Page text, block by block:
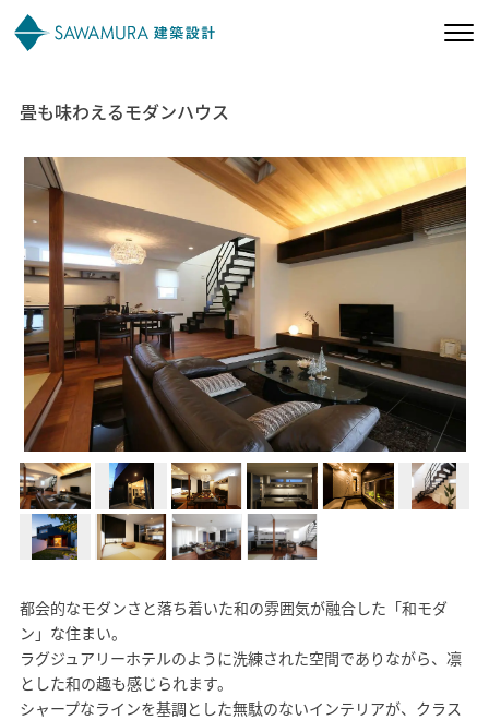
私たちの想い
私たちの家づくり
施工事例
お客様の声
会社案内
オーナー様向け
モデルハウス イベント参加
畳も味わえるモダンハウス
都会的なモダンさと落ち着いた和の雰囲気が融合した「和モダ
ン」な住まい。
ラグジュアリーホテルのように洗練された空間でありながら、凛
とした和の趣も感じられます。
シャープなラインを基調とした無駄のないインテリアが、クラス